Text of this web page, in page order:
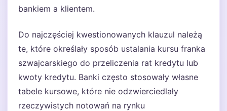
bankiem a klientem.
Do najczęściej kwestionowanych klauzul należą
te, które określały sposób ustalania kursu franka
szwajcarskiego do przeliczenia rat kredytu lub
kwoty kredytu. Banki często stosowały własne
tabele kursowe, które nie odzwierciedlały
rzeczywistych notowań na rynku